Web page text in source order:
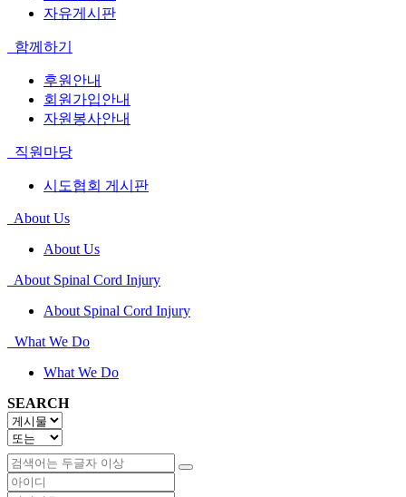
자유게시판
함께하기
후원안내
회원가입안내
자원봉사안내
직원마당
시도협회 게시판
About Us
About Us
About Spinal Cord Injury
About Spinal Cord Injury
What We Do
What We Do
SEARCH